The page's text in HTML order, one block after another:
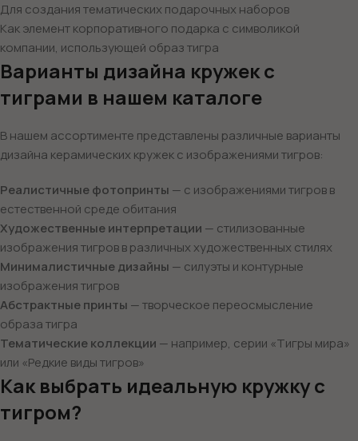
Для создания тематических подарочных наборов
Как элемент корпоративного подарка с символикой
компании, использующей образ тигра
Варианты дизайна кружек с
тиграми в нашем каталоге
В нашем ассортименте представлены различные варианты
дизайна керамических кружек с изображениями тигров:
Реалистичные фотопринты — с изображениями тигров в
естественной среде обитания
Художественные интерпретации — стилизованные
изображения тигров в различных художественных стилях
Минималистичные дизайны — силуэты и контурные
изображения тигров
Абстрактные принты — творческое переосмысление
образа тигра
Тематические коллекции — например, серии «Тигры мира»
или «Редкие виды тигров»
Как выбрать идеальную кружку с
тигром?